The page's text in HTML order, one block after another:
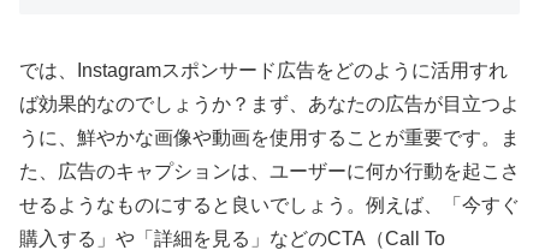
では、Instagramスポンサード広告をどのように活用すれ
ば効果的なのでしょうか？まず、あなたの広告が目立つよ
うに、鮮やかな画像や動画を使用することが重要です。ま
た、広告のキャプションは、ユーザーに何か行動を起こさ
せるようなものにすると良いでしょう。例えば、「今すぐ
購入する」や「詳細を見る」などのCTA（Call To